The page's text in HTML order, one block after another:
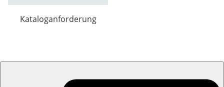
Kataloganforderung